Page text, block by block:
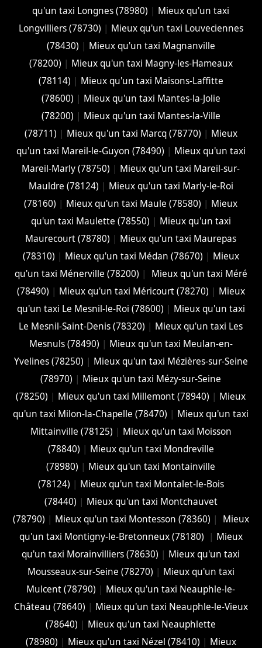
qu'un taxi Longnes (78980) | Mieux qu'un taxi
Longvilliers (78730) | Mieux qu'un taxi Louveciennes
(78430) | Mieux qu'un taxi Magnanville
(78200) | Mieux qu'un taxi Magny-les-Hameaux
(78114) | Mieux qu'un taxi Maisons-Laffitte
(78600) | Mieux qu'un taxi Mantes-la-Jolie
(78200) | Mieux qu'un taxi Mantes-la-Ville
(78711) | Mieux qu'un taxi Marcq (78770) | Mieux
qu'un taxi Mareil-le-Guyon (78490) | Mieux qu'un taxi
Mareil-Marly (78750) | Mieux qu'un taxi Mareil-sur-
Mauldre (78124) | Mieux qu'un taxi Marly-le-Roi
(78160) | Mieux qu'un taxi Maule (78580) | Mieux
qu'un taxi Maulette (78550) | Mieux qu'un taxi
Maurecourt (78780) | Mieux qu'un taxi Maurepas
(78310) | Mieux qu'un taxi Médan (78670) | Mieux
qu'un taxi Ménerville (78200) |
Mieux qu'un taxi Méré
(78490) | Mieux qu'un taxi Méricourt (78270) | Mieux
qu'un taxi Le Mesnil-le-Roi (78600) | Mieux qu'un taxi
Le Mesnil-Saint-Denis (78320) | Mieux qu'un taxi Les
Mesnuls (78490) | Mieux qu'un taxi Meulan-en-
Yvelines (78250) | Mieux qu'un taxi Mézières-sur-Seine
(78970) | Mieux qu'un taxi Mézy-sur-Seine
(78250) | Mieux qu'un taxi Millemont (78940) | Mieux
qu'un taxi Milon-la-Chapelle (78470) | Mieux qu'un taxi
Mittainville (78125) | Mieux qu'un taxi Moisson
(78840) | Mieux qu'un taxi Mondreville
(78980) | Mieux qu'un taxi Montainville
(78124) | Mieux qu'un taxi Montalet-le-Bois
(78440) | Mieux qu'un taxi Montchauvet
(78790) | Mieux qu'un taxi Montesson (78360) |
Mieux
qu'un taxi Montigny-le-Bretonneux (78180)
| Mieux
qu'un taxi Morainvilliers (78630) | Mieux qu'un taxi
Mousseaux-sur-Seine (78270) | Mieux qu'un taxi
Mulcent (78790) | Mieux qu'un taxi Neauphle-le-
Château (78640) | Mieux qu'un taxi Neauphle-le-Vieux
(78640) | Mieux qu'un taxi Neauphlette
(78980) | Mieux qu'un taxi Nézel (78410) | Mieux